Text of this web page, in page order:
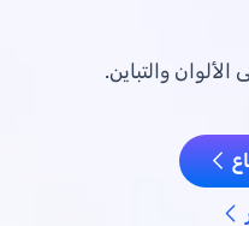
والتباين.